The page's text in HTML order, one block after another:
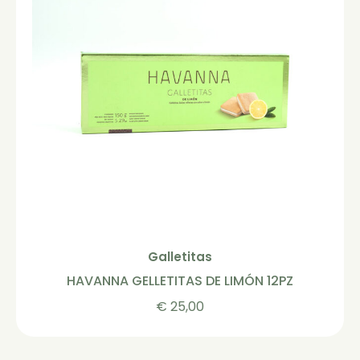
Galletitas
HAVANNA GELLETITAS DE LIMÓN 12PZ
€ 25,00